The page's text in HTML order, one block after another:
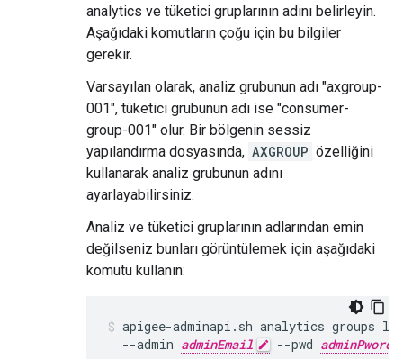
analytics ve tüketici gruplarının adını belirleyin.
Aşağıdaki komutların çoğu için bu bilgiler
gerekir.
Varsayılan olarak, analiz grubunun adı "axgroup-
001", tüketici grubunun adı ise "consumer-
group-001" olur. Bir bölgenin sessiz
yapılandırma dosyasında, AXGROUP özelliğini
kullanarak analiz grubunun adını
ayarlayabilirsiniz.
Analiz ve tüketici gruplarının adlarından emin
değilseniz bunları görüntülemek için aşağıdaki
komutu kullanın:
apigee-adminapi.sh analytics groups
  --admin
adminEmail --pwd adminPword